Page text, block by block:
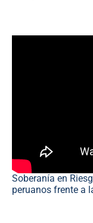
Soberanía en
peruanos frente a